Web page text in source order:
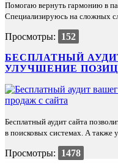
Помогаю вернуть гармонию в
Специализируюсь на сложных
Просмотры:
152
БЕСПЛАТНЫЙ
УЛУЧШЕНИЕ
Бесплатный аудит сайта
в поисковых системах. А также
Просмотры:
1478